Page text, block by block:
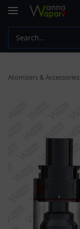
Atomizers & Accessories